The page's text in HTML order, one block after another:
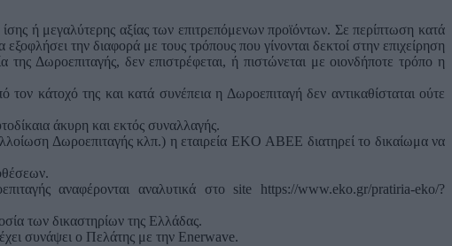
ή μεγαλύτερης αξίας των επιτρεπόμενων προϊόντων. Σε περίπτωση κατά
την διαφορά με τους τρόπους που γίνονται δεκτοί στην επιχείρηση
Δωροεπιταγής, δεν επιστρέφεται, ή πιστώνεται με οιονδήποτε τρόπο η
κάτοχό της και κατά συνέπεια η Δωροεπιταγή δεν αντικαθίσταται ούτε
άκυρη και εκτός συναλλαγής.
Δωροεπιταγής κλπ.) η εταιρεία EKO ΑΒΕΕ διατηρεί το δικαίωμα να
αναφέρονται αναλυτικά στο site https://www.eko.gr/pratiria-eko/?
των δικαστηρίων της Ελλάδας.
συνάψει ο Πελάτης με την Enerwave.